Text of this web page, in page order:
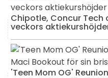
Chipotle, Concur Tech
veckors
'Teen Mom OG'